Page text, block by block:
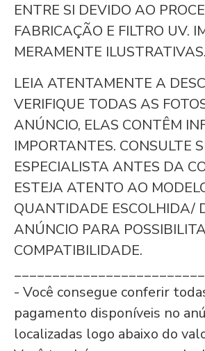
ENTRE SI DEVIDO AO
FABRICAÇÃO E FILTRO UV.
MERAMENTE ILUSTRATIVAS.
LEIA ATENTAMENTE A
VERIFIQUE TODAS AS
ANÚNCIO, ELAS CONTÊM
IMPORTANTES. CONSULTE
ESPECIALISTA ANTES DA
ESTEJA ATENTO AO
QUANTIDADE ESCOLHIDA/
ANÚNCIO PARA
COMPATIBILIDADE.
- Você consegue conferir
pagamento disponíveis no
localizadas logo abaixo do